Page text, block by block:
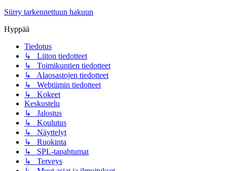
Siirry tarkennettuun hakuun
Hyppää
Tiedotus
↳ Liiton tiedotteet
↳ Toimikuntien tiedotteet
↳ Alaosastojen tiedotteet
↳ Webtiimin tiedotteet
↳ Kokeet
Keskustelu
↳ Jalostus
↳ Koulutus
↳ Näyttelyt
↳ Ruokinta
↳ SPL-tapahtumat
↳ Terveys